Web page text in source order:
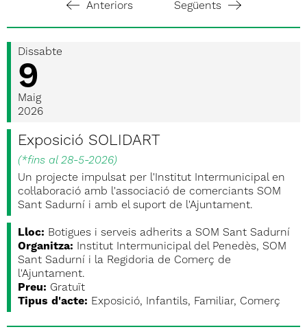
Anteriors Següents
Dissabte
9
Maig
2026
Exposició SOLIDART
(*fins al 28-5-2026)
Un projecte impulsat per l'Institut Intermunicipal en
col·laboració amb l'associació de comerciants SOM
Sant Sadurní i amb el suport de l'Ajuntament.
Lloc: Botigues i serveis adherits a SOM Sant Sadurní
Organitza:
Institut Intermunicipal del Penedès, SOM
Sant Sadurní i la Regidoria de Comerç de
l'Ajuntament.
Preu: Gratuït
Tipus d'acte: Exposició, Infantils, Familiar, Comerç